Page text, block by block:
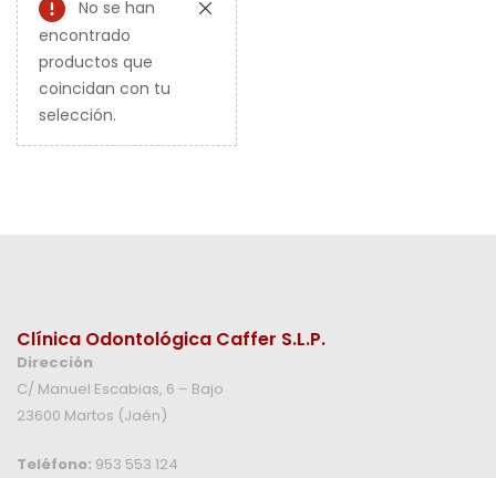
No se han
encontrado
productos que
coincidan con tu
selección.
Clínica Odontológica Caffer S.L.P.
Dirección
C/ Manuel Escabias, 6 – Bajo
23600 Martos (Jaén)
Teléfono: 953 553 124